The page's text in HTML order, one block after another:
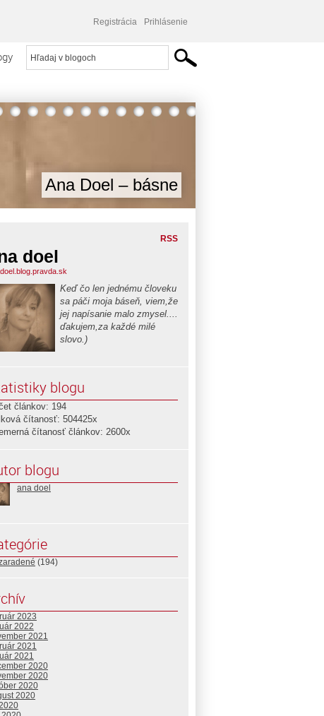
Registrácia Prihlásenie
Ana Doel – básne
RSS
doel
Keď čo len jednému človeku
sa páči moja báseň, viem,že
jej napísanie malo zmysel....
ďakujem,za každé milé
slovo.)
blogu
článkov: 194
čítanosť: 504425x
čítanosť článkov: 2600x
blogu
ana doel
(194)
2023
2022
2021
2021
2021
2020
2020
2020
2020